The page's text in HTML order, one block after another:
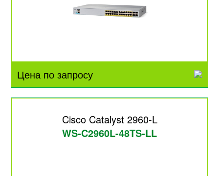
Цена по запросу
Cisco Catalyst 2960-L
WS-C2960L-48TS-LL